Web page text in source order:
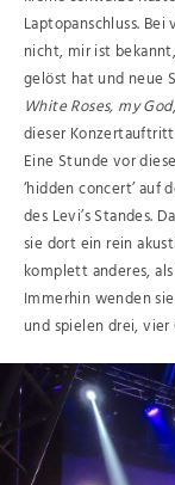
Laptopanschluss.
nicht, mir ist
gelöst hat und neue
White Roses, my God
dieser
Eine Stunde vor
‘hidden concert’ auf
des Levi’s Standes.
sie dort ein rein
komplett anderes,
Immerhin wenden
und spielen drei,